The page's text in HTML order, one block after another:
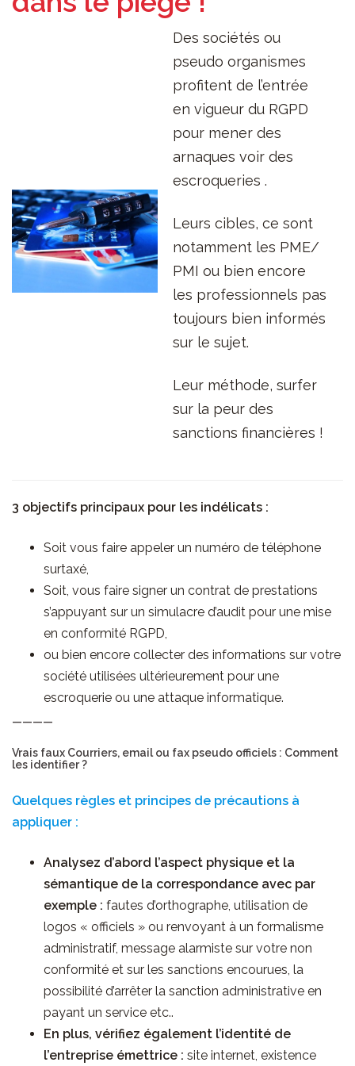
Des sociétés ou
pseudo organismes
profitent de l’entrée
en vigueur du RGPD
pour mener des
arnaques voir des
escroqueries .
Leurs cibles, ce sont
notamment les PME/
PMI ou bien encore
les professionnels pas
toujours bien informés
sur le sujet.
Leur méthode, surfer
sur la peur des
sanctions financières !
3 objectifs principaux pour les indélicats :
Soit vous faire appeler un numéro de téléphone
surtaxé,
Soit, vous faire signer un contrat de prestations
s’appuyant sur un simulacre d’audit pour une mise
en conformité RGPD,
ou bien encore collecter des informations sur votre
société utilisées ultérieurement pour une
escroquerie ou une attaque informatique.
————
Vrais faux Courriers, email ou fax pseudo officiels : Comment
les identifier ?
Quelques règles et principes de précautions à
appliquer :
Analysez d’abord l’aspect physique et la
sémantique de la correspondance avec par
exemple : fautes d’orthographe, utilisation de
logos « officiels » ou renvoyant à un formalisme
administratif, message alarmiste sur votre non
conformité et sur les sanctions encourues, la
possibilité d’arrêter la sanction administrative en
payant un service etc..
En plus, vérifiez également l’identité de
l’entreprise émettrice : site internet, existence